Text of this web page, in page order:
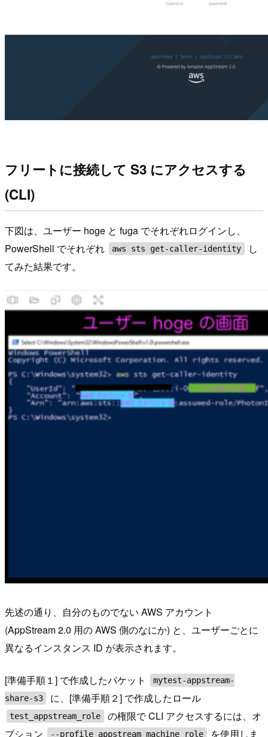
フリートに接続して S3 にアクセスする
(CLI)
下図は、ユーザー hoge と fuga でそれぞれログインし、
PowerShell でそれぞれ
aws sts get-caller-identity
し
てみた結果です。
先述の通り、自分のものでない AWS アカウント
(AppStream 2.0 用の AWS 側のなにか) と、ユーザーごとに
異なるインスタンス ID が表示されます。
[準備手順１] で作成したバケット
mytest-appstream-
share-s3
に、[準備手順２] で作成したロール
test_appstream_role
の権限で CLI アクセスするには、オ
プション
--profile appstream_machine_role を使用しま